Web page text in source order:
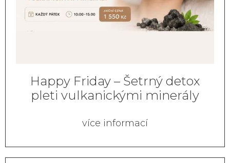
Happy Friday – Šetrný detox
pleti vulkanickými minerály
více informací